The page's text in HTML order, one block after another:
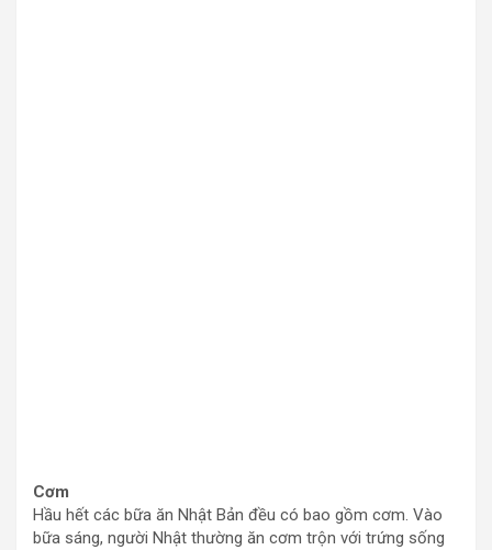
Cơm
Hầu hết các bữa ăn Nhật Bản đều có bao gồm cơm. Vào
bữa sáng, người Nhật thường ăn cơm trộn với trứng sống